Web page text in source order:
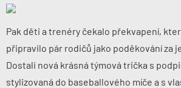
Pak děti a trenéry čekalo překvapení,
připravilo pár rodičů jako poděkování za
Dostali nová krásná týmová trička s
stylizovaná do baseballového míče a s